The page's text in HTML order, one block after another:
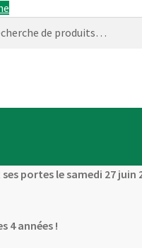
portes le samedi 27 juin
4 années !